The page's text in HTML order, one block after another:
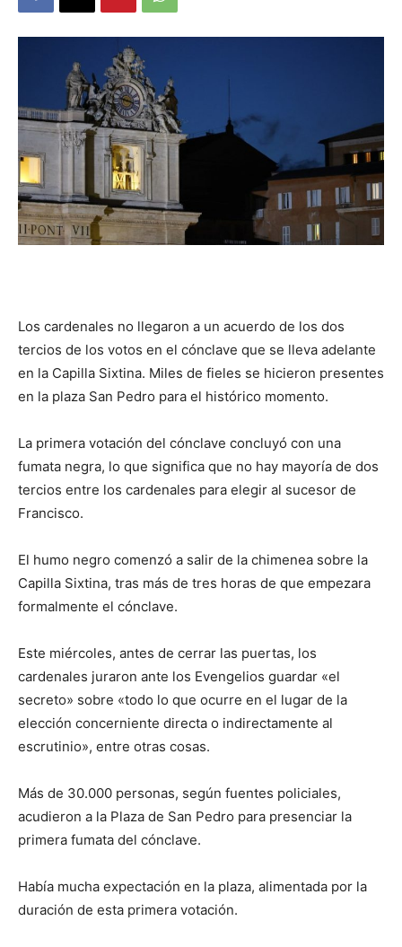
Verdad
es
lo
que
se
ve…
Los cardenales no llegaron a un acuerdo de los dos
tercios de los votos en el cónclave que se lleva adelante
en la Capilla Sixtina. Miles de fieles se hicieron presentes
en la plaza San Pedro para el histórico momento.
La primera votación del cónclave concluyó con una
fumata negra, lo que significa que no hay mayoría de dos
tercios entre los cardenales para elegir al sucesor de
Francisco.
El humo negro comenzó a salir de la chimenea sobre la
Capilla Sixtina, tras más de tres horas de que empezara
formalmente el cónclave.
Este miércoles, antes de cerrar las puertas, los
cardenales juraron ante los Evengelios guardar «el
secreto» sobre «todo lo que ocurre en el lugar de la
elección concerniente directa o indirectamente al
escrutinio», entre otras cosas.
Más de 30.000 personas, según fuentes policiales,
acudieron a la Plaza de San Pedro para presenciar la
primera fumata del cónclave.
Había mucha expectación en la plaza, alimentada por la
duración de esta primera votación.